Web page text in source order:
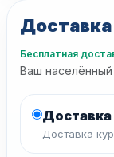
Доставка
Бесплатная
Ваш населённый
Доставка
Доставка